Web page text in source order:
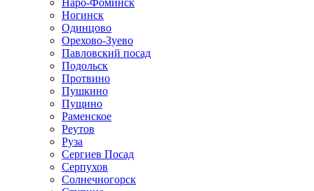
Ногинск
Одинцово
Орехово-Зуево
Павловский посад
Подольск
Протвино
Пушкино
Пущино
Раменское
Реутов
Руза
Сергиев Посад
Серпухов
Солнечногорск